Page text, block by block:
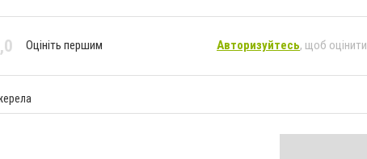
Оцініть першим Авторизуйтесь, щоб оцінити